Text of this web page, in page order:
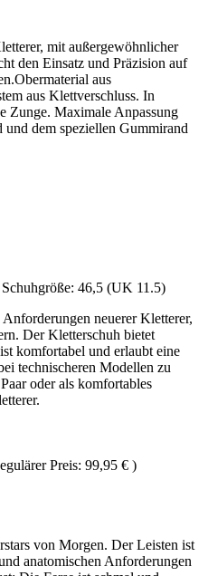
mit außergewöhnlicher
den Einsatz und Präzision auf
aus
aus Klettverschluss. In
Zunge. Maximale Anpassung
dem speziellen Gummirand
Schuhgröße: 46,5 (UK 11.5)
neuerer Kletterer,
Der Kletterschuh bietet
komfortabel und erlaubt eine
technischeren Modellen zu
oder als komfortables
Preis: 99,95 € )
von Morgen. Der Leisten ist
anatomischen Anforderungen